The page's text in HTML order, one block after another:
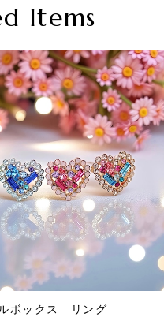
Items
ボックス リング